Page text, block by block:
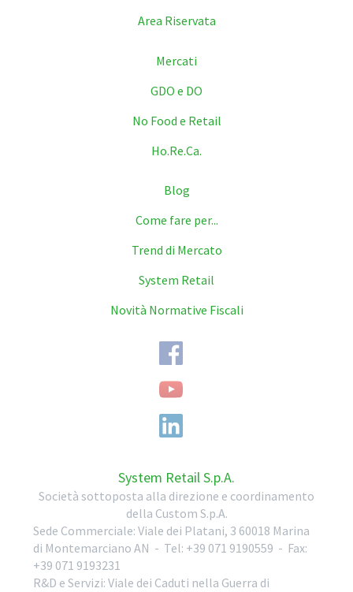
Area Riservata
Mercati
GDO e DO
No Food e Retail
Ho.Re.Ca.
Blog
Come fare per...
Trend di Mercato
System Retail
Novità Normative Fiscali
System Retail S.p.A.
Società sottoposta alla direzione e coordinamento
della Custom S.p.A.
Sede Commerciale: Viale dei Platani, 3 60018 Marina
di Montemarciano AN - Tel: +39 071 9190559 - Fax:
+39 071 9193231
R&D e Servizi: Viale dei Caduti nella Guerra di